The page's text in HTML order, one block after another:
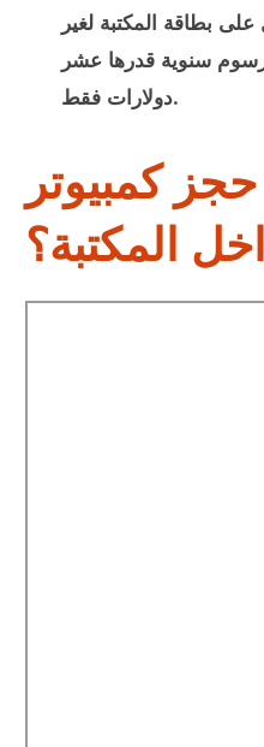
بطاقة المكتبة لغير
رسوم سنوية قدرها عشر
دولارات فقط.
كمبيوتر
المكتبة؟